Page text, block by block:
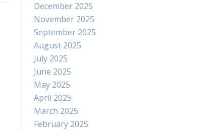
December 2025
November 2025
September 2025
August 2025
July 2025
June 2025
May 2025
April 2025
March 2025
February 2025